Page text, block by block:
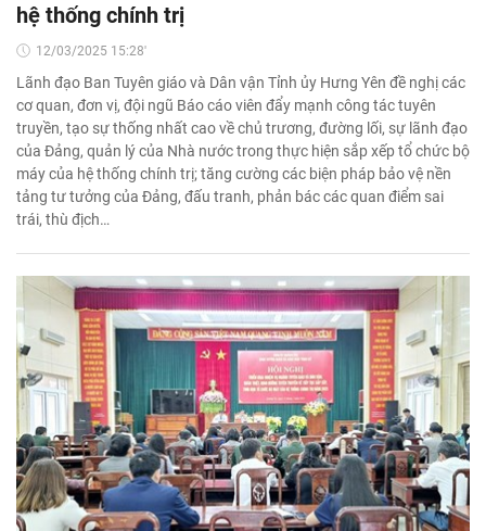
hệ thống chính trị
12/03/2025 15:28'
Lãnh đạo Ban Tuyên giáo và Dân vận Tỉnh ủy Hưng Yên đề nghị các
cơ quan, đơn vị, đội ngũ Báo cáo viên đẩy mạnh công tác tuyên
truyền, tạo sự thống nhất cao về chủ trương, đường lối, sự lãnh đạo
của Đảng, quản lý của Nhà nước trong thực hiện sắp xếp tổ chức bộ
máy của hệ thống chính trị; tăng cường các biện pháp bảo vệ nền
tảng tư tưởng của Đảng, đấu tranh, phản bác các quan điểm sai
trái, thù địch…